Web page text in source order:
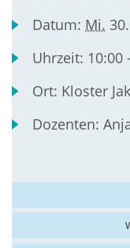
Datum: Mi.
Uhrzeit: 10:00
Ort: Kloster
Dozenten: